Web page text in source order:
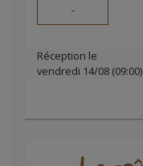
-
Réception le
vendredi 14/08 (09:00)